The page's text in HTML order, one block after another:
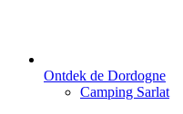
Ontdek de Dordogne
Camping Sarlat